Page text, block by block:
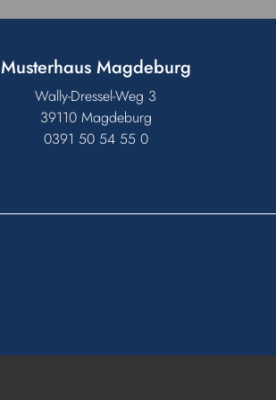
Musterhaus Magdeburg
Wally-Dressel-Weg 3
39110 Magdeburg
0391 50 54 55 0